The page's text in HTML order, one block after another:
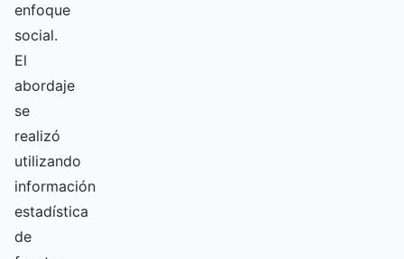
enfoque
social.
El
abordaje
se
realizó
utilizando
información
estadística
de